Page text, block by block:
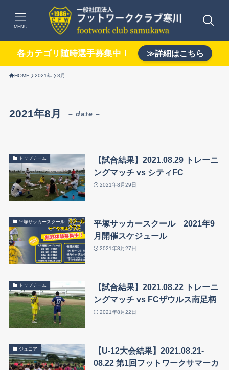
MENU
各カテゴリ随時選手募集中！ ≫詳細はこちら
HOME 2021年 8月
2021年8月 – date –
トップチーム
【試合結果】2021.08.29 トレーニ
ングマッチ vs シティFC
2021年8月29日
平塚サッカースクール
平塚サッカースクール 2021年9
月開催スケジュール
2021年8月27日
トップチーム
【試合結果】2021.08.22 トレーニ
ングマッチ vs FCザウルス南足柄
2021年8月22日
ジュニア
【U-12大会結果】2021.08.21-
08.22 第1回フットワークサマーカ